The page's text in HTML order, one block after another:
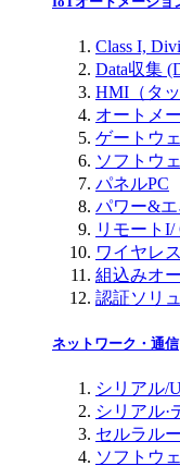
Class I,
Data収集
HMI（タ
オートメ
ゲートウ
ソフトウ
パネルPC
パワー&
リモート
ワイヤレ
組込みオ
認証ソリ
ネットワーク・通信
シリアル/
シリアル·
セルラル
ソフトウ